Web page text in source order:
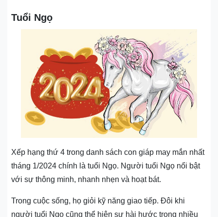
Tuổi Ngọ
Xếp hạng thứ 4 trong danh sách con giáp may mắn nhất
tháng 1/2024 chính là tuổi Ngọ. Người tuổi Ngọ nổi bật
với sự thông minh, nhanh nhẹn và hoạt bát.
Trong cuộc sống, họ giỏi kỹ năng giao tiếp. Đôi khi
người tuổi Ngọ cũng thể hiện sự hài hước trong nhiều